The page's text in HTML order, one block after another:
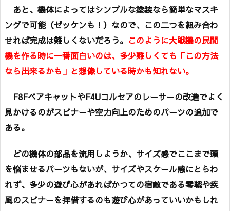
あと、機体によってはシンプルな塗装なら簡単なマスキ
ングで可能（ゼッケンも！）なので、この二つを組み合わ
せれば完成は難しくないだろう。 このように大戦機の民間
機を作る時に一番面白いのは、多少難しくても「この方法
なら出来るかも」と想像している時かも知れない。
F8FベアキャットやF4Uコルセアのレーサーの改造でよく
見かけるのがスピナーや空力向上のためのパーツの追加で
ある。
どの機体の部品を流用しようか、サイズ感でここまで頭
を悩ませるパーツもないが、サイズやスケール感にとらわ
れず、多少の遊び心があればかつての宿敵である零戦や疾
風のスピナーを拝借するのも遊び心があっていいかもしれ